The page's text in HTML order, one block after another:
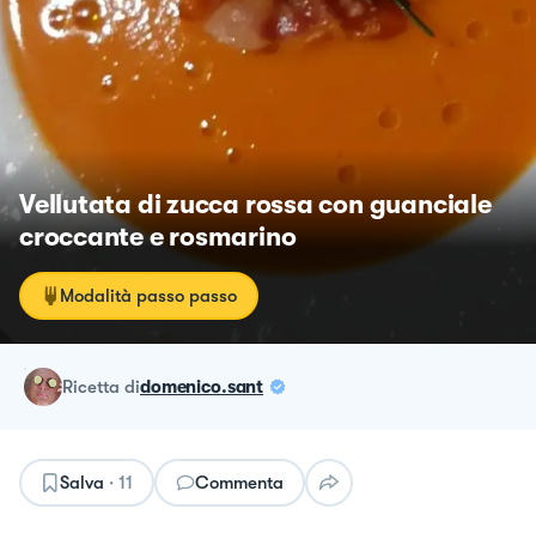
Vellutata di zucca rossa con guanciale
croccante e rosmarino
Modalità passo passo
ricetta didomenico.sant
Salva · 11 Commenta